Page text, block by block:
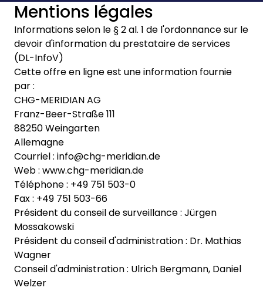
Mentions légales
Informations selon le § 2 al. 1 de l'ordonnance sur le
devoir d'information du prestataire de services
(DL-InfoV)
Cette offre en ligne est une information fournie
par :
CHG-MERIDIAN AG
Franz-Beer-Straße 111
88250 Weingarten
Allemagne
Courriel : info@chg-meridian.de
Web : www.chg-meridian.de
Téléphone : +49 751 503-0
Fax : +49 751 503-66
Président du conseil de surveillance : Jürgen
Mossakowski
Président du conseil d'administration : Dr. Mathias
Wagner
Conseil d'administration : Ulrich Bergmann, Daniel
Welzer